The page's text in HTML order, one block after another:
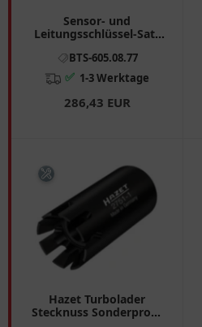
Sensor- und
Leitungsschlüssel-Satz
teilig 21/22/24 mm
BTS-605.08.77
✅ 1-3 Werktage
286,43 EUR
Hazet Turbolader
Stecknuss Sonderprofil